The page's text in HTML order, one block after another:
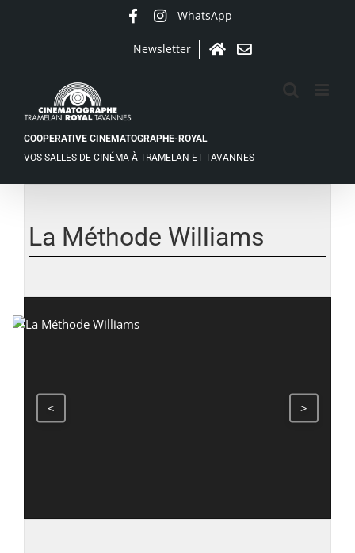
WhatsApp
Newsletter
AccueilContact
COOPERATIVE CINEMATOGRAPHE-ROYAL
VOS SALLES DE CINÉMA À TRAMELAN ET TAVANNES
La Méthode Williams
< >